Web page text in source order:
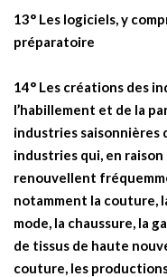
13° Les logiciels, y
préparatoire
14° Les créations des
l’habillement et de la
industries saisonnières
industries qui, en raison
renouvellent
notamment la couture,
mode, la chaussure, la
de tissus de haute
couture, les